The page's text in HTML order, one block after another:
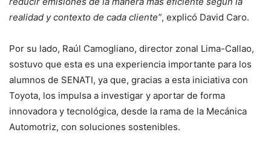
realidad y contexto de cada cliente”, explicó David Caro.
Por su lado, Raúl Camogliano, director zonal Lima-Callao,
sostuvo que esta es una experiencia importante para los
alumnos de SENATI, ya que, gracias a esta iniciativa con
Toyota, los impulsa a investigar y aportar de forma
innovadora y tecnológica, desde la rama de la Mecánica
Automotriz, con soluciones sostenibles.